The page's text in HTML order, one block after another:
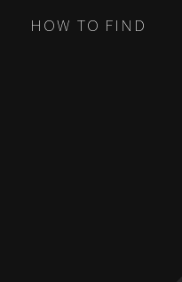
HOW TO FIND